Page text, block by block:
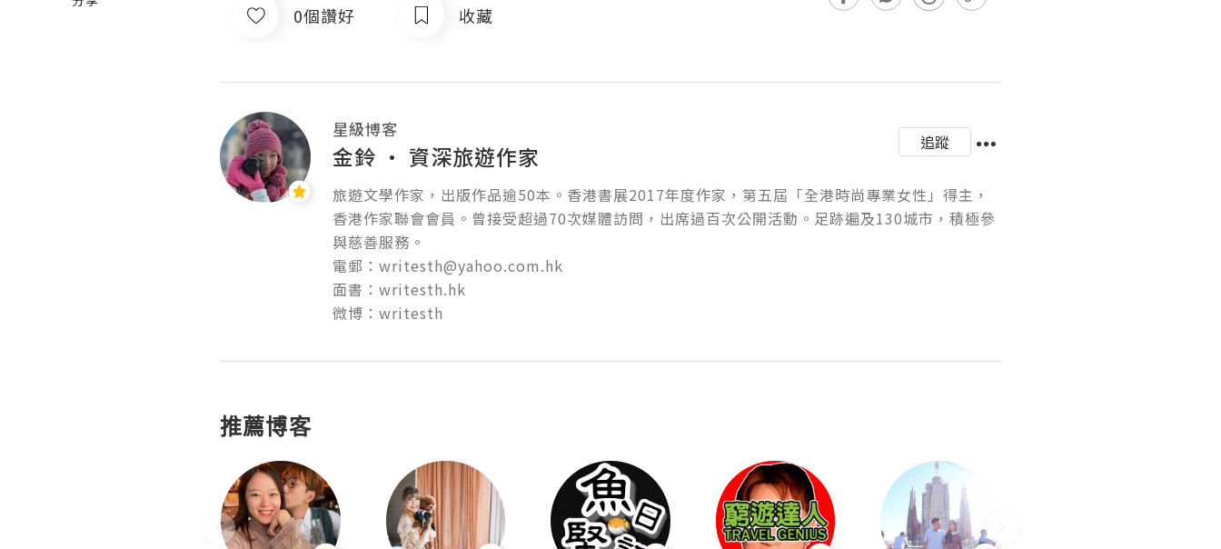
0個讚好 收藏
星級博客
金鈴 · 資深旅遊作家 追蹤
旅遊文學作家，出版作品逾50本。香港書展2017年度作家，第五屆「全港時尚專業女性」得主，
香港作家聯會會員。曾接受超過70次媒體訪問，出席過百次公開活動。足跡遍及130城市，積極參
與慈善服務。
電郵：writesth@yahoo.com.hk
面書：writesth.hk
微博：writesth
推薦博客